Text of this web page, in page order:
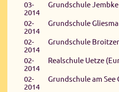
03-
2014
Grundschule Jembke
02-
2014
Grundschule
02-
2014
Grundschule
02-
2014
Realschule Uetze
02-
2014
Grundschule am